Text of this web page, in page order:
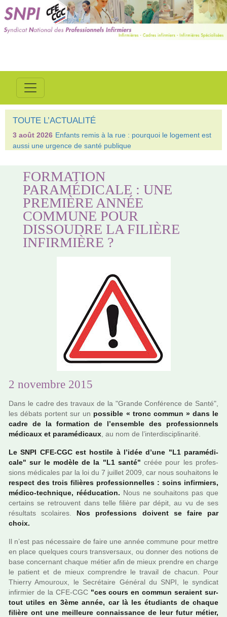
TOUTE L’ACTUALITÉ
3 août 2026 Enfants remis à la rue : pourquoi le logement est
aussi une urgence de santé publique
FORMATION
PARAMÉDICALE : UNE
PREMIÈRE ANNÉE
COMMUNE POUR
DISSOUDRE LA FILIÈRE
INFIRMIÈRE ?
2 novembre 2015
Dans le cadre des tra­vaux de la "Grande Conférence de Santé",
les débats por­tent sur un pos­si­ble « tronc commun » dans le
cadre de la for­ma­tion de l’ensem­ble des pro­fes­sion­nels
médi­caux et para­mé­di­caux , au nom de l’inter­dis­ci­pli­na­rité.
Le SNPI CFE-CGC est hos­tile à l’idée d’une "L1 para­mé­di­
cale" sur le modèle de la "L1 santé"créée pour les pro­fes­
sions médi­ca­les par la loi du 7 juillet 2009, car nous sou­hai­tons le
res­pect des trois filiè­res pro­fes­sion­nel­les : soins infir­miers,
médico-tech­ni­que, réé­du­ca­tion. Nous ne sou­hai­tons pas que
cer­tains se retrou­vent dans telle filière par dépit, au vu de ses
résul­tats sco­lai­res. Nos pro­fes­sions doi­vent se faire par
choix.
Il n’est pas néces­saire de faire une année com­mune pour mettre
en place quel­ques cours trans­ver­saux, ou donner des notions de
base concer­nant chaque métier afin de mieux pren­dre en charge
le patient et de mieux com­pren­dre le tra­vail de chacun. Pour
Thierry Amouroux, le Secrétaire Général du SNPI, le syn­di­cat
infir­mier de la CFE-CGC "ces cours en commun seraient sur­
tout utiles en 3ème année, car là les étudiants de chaque
filière ont une meilleure connais­sance de leur futur métier,